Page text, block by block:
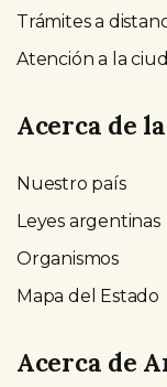
Trámites a
Atención a la
Acerca de
Nuestro país
Leyes argentinas
Organismos
Mapa del Estado
Acerca de